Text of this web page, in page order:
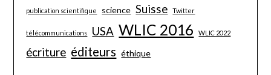
publication scientifique science Suisse Twitter
télécommunications USA WLIC 2016 WLIC 2022
écriture éditeurs éthique